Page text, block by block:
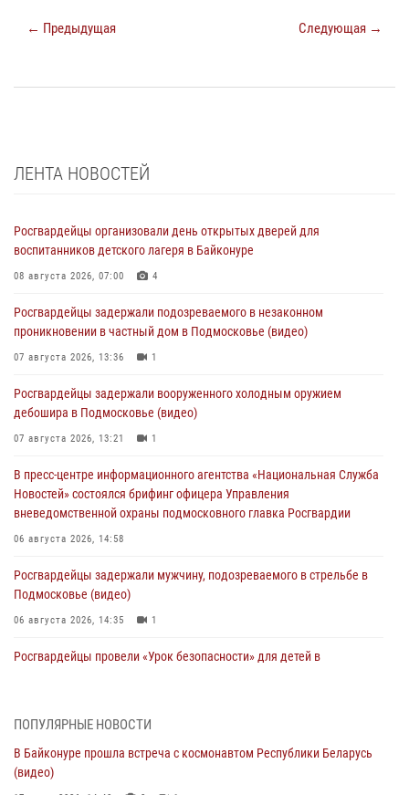
← Предыдущая Следующая →
ЛЕНТА НОВОСТЕЙ
Росгвардейцы организовали день открытых дверей для
воспитанников детского лагеря в Байконуре
08 августа 2026, 07:00 4
Росгвардейцы задержали подозреваемого в незаконном
проникновении в частный дом в Подмосковье (видео)
07 августа 2026, 13:36 1
Росгвардейцы задержали вооруженного холодным оружием
дебошира в Подмосковье (видео)
07 августа 2026, 13:21 1
В пресс-центре информационного агентства «Национальная Служба
Новостей» состоялся брифинг офицера Управления
вневедомственной охраны подмосковного главка Росгвардии
06 августа 2026, 14:58
Росгвардейцы задержали мужчину, подозреваемого в стрельбе в
Подмосковье (видео)
06 августа 2026, 14:35 1
Росгвардейцы провели «Урок безопасности» для детей в
подозреваемые в организации незаконной миграции и
изготовлении поддельных документов (видео)
ПОПУЛЯРНЫЕ НОВОСТИ
В Байконуре прошла встреча с космонавтом Республики Беларусь
(видео)